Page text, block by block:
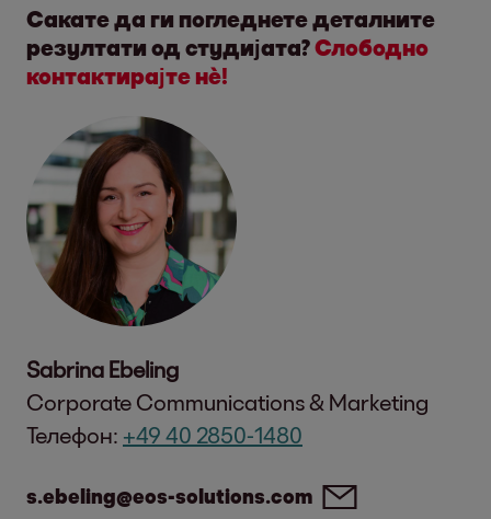
Сакате да ги погледнете деталните
резултати од студијата?Слободно
контактирајте нѐ!
Sabrina Ebeling
Corporate Communications & Marketing
Телефон: +49 40 2850-1480
s.ebeling@eos-solutions.com